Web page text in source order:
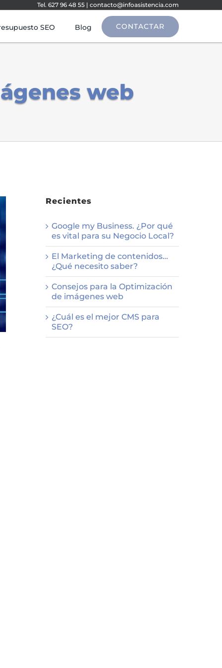
Tel. 627 96 48 55 |contacto@infoasistencia.com
SEO Blog CONTACTAR
web
Recientes
Google my Business. ¿Por qué
es vital para su Negocio Local?
El Marketing de contenidos…
¿Qué necesito saber?
Consejos para la Optimización
de imágenes web
¿Cuál es el mejor CMS para
SEO?